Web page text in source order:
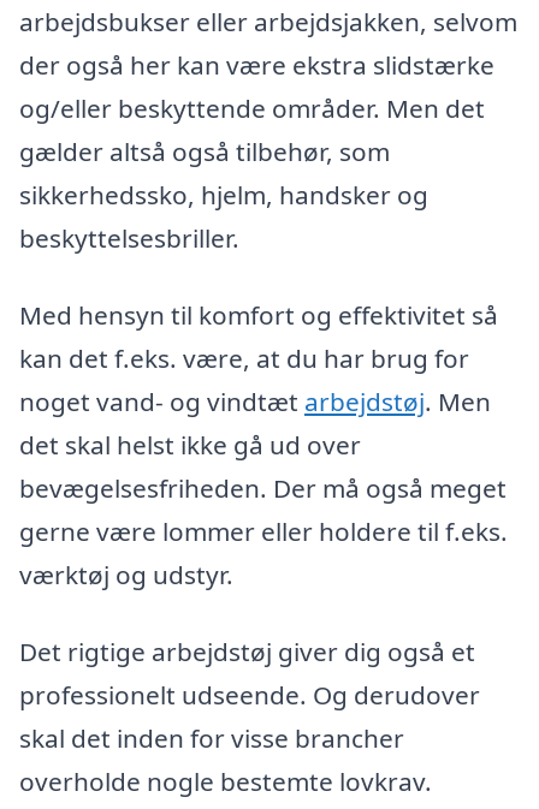
arbejdsbukser eller arbejdsjakken, selvom
der også her kan være ekstra slidstærke
og/eller beskyttende områder. Men det
gælder altså også tilbehør, som
sikkerhedssko, hjelm, handsker og
beskyttelsesbriller.
Med hensyn til komfort og effektivitet så
kan det f.eks. være, at du har brug for
noget vand- og vindtæt arbejdstøj. Men
det skal helst ikke gå ud over
bevægelsesfriheden. Der må også meget
gerne være lommer eller holdere til f.eks.
værktøj og udstyr.
Det rigtige arbejdstøj giver dig også et
professionelt udseende. Og derudover
skal det inden for visse brancher
overholde nogle bestemte lovkrav.